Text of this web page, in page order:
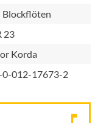
Blockflöten
23
Korda
0-012-17673-2